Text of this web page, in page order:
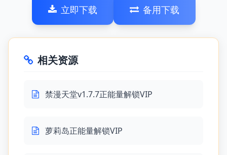
立即下载 备用下载
相关资源
禁漫天堂v1.7.7正能量解锁VIP
萝莉岛正能量解锁VIP